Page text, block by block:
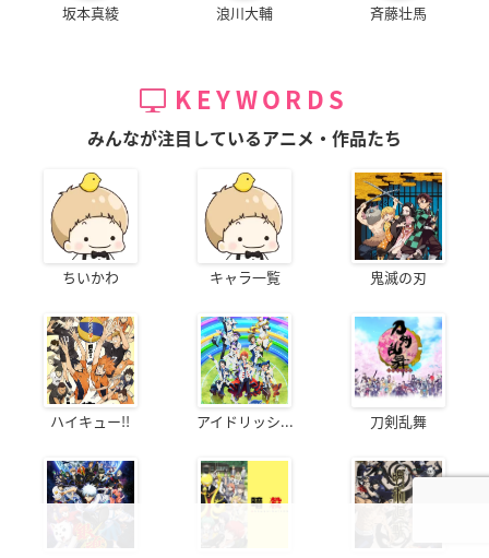
坂本真綾 浪川大輔 斉藤壮馬
KEYWORDS
みんなが注目しているアニメ・作品たち
ちいかわ キャラ一覧 鬼滅の刃
ハイキュー!! アイドリッシ... 刀剣乱舞